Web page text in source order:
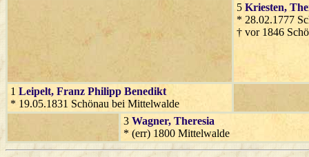
5 Kriesten,
* 28.02.1777
† vor 1846
1 Leipelt, Franz Philipp Benedikt
* 19.05.1831 Schönau bei Mittelwalde
3 Wagner, Theresia
* (err) 1800 Mittelwalde